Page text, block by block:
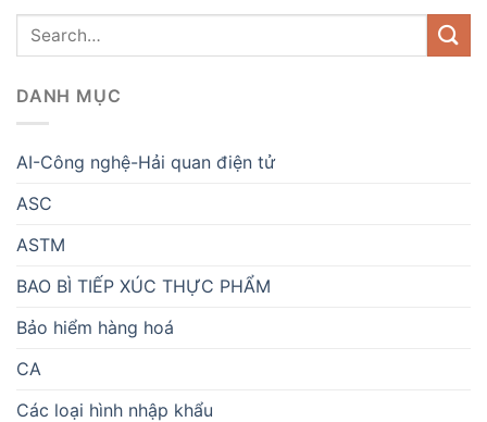
DANH MỤC
AI-Công nghệ-Hải quan điện tử
ASC
ASTM
BAO BÌ TIẾP XÚC THỰC PHẨM
Bảo hiểm hàng hoá
CA
Các loại hình nhập khẩu